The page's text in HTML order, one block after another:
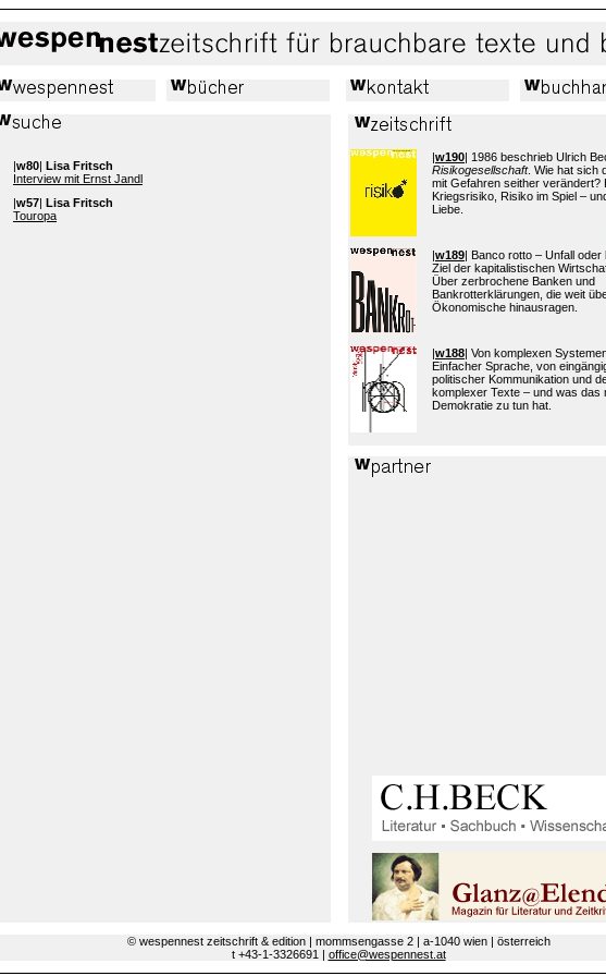
|w80| Lisa Fritsch
Interview mit Ernst Jandl
w57
Lisa Fritsch
Touropa
|w190| 1986 beschrieb Ulrich
Risikogesellschaft. Wie hat sich
mit Gefahren seither verändert?
Kriegsrisiko, Risiko im Spiel –
Liebe.
|w189| Banco rotto – Unfall oder
Ziel der kapitalistischen
Über zerbrochene Banken und
Bankrotterklärungen, die weit
Ökonomische hinausragen.
|w188| Von komplexen
Einfacher Sprache, von
politischer Kommunikation und
komplexer Texte – und was das
Demokratie zu tun hat.
© wespennest zeitschrift & edition | mommsengasse 2 | a-1040 wien | österreich
t +43-1-3326691 | office@wespennest.at